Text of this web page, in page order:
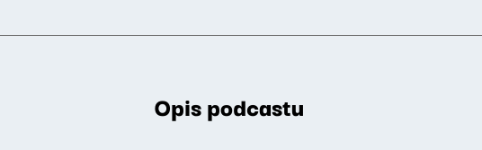
Opis podcastu